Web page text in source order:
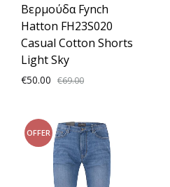
Βερμούδα Fynch
Hatton FH23S020
Casual Cotton Shorts
Light Sky
€50.00 €69.00
OFFER